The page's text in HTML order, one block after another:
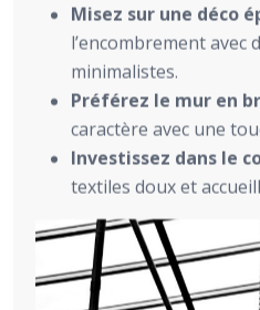
Misez sur une déco
l’encombrement avec
minimalistes.
Préférez le mur en
caractère avec une
Investissez dans le
textiles doux et